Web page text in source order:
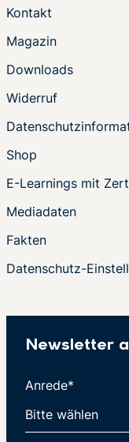
Kontakt
Magazin
Downloads
Widerruf
Shop
E-Learnings mit
Mediadaten
Fakten
Datenschutz-
Newsletter
Anrede*